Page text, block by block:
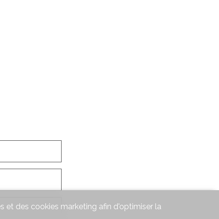
et des cookies marketing afin d'optimiser la